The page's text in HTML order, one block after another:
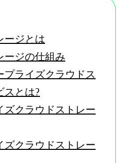
Community
ージとは
ージの仕組み
プライズクラウドス
スとは?
ズクラウドストレー
ズクラウドストレー